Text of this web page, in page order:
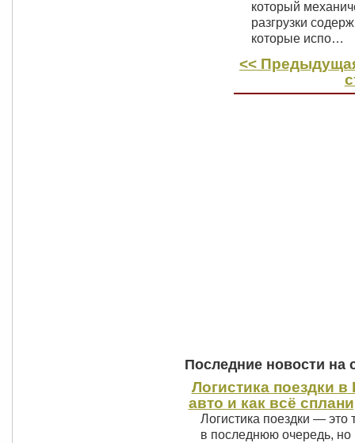
который
разгрузки
которые испо…
<<
Последние новости на
Логистика поездки
авто и как всё
Логистика поездки —
в последнюю очередь, но